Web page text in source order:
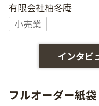
有限会社柚冬庵
小売業
インタビ
フルオーダー紙袋